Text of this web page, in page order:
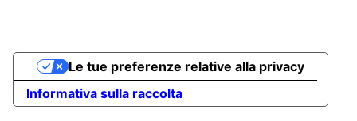
Informativa sulla raccolta
Le tue preferenze relative alla privacy